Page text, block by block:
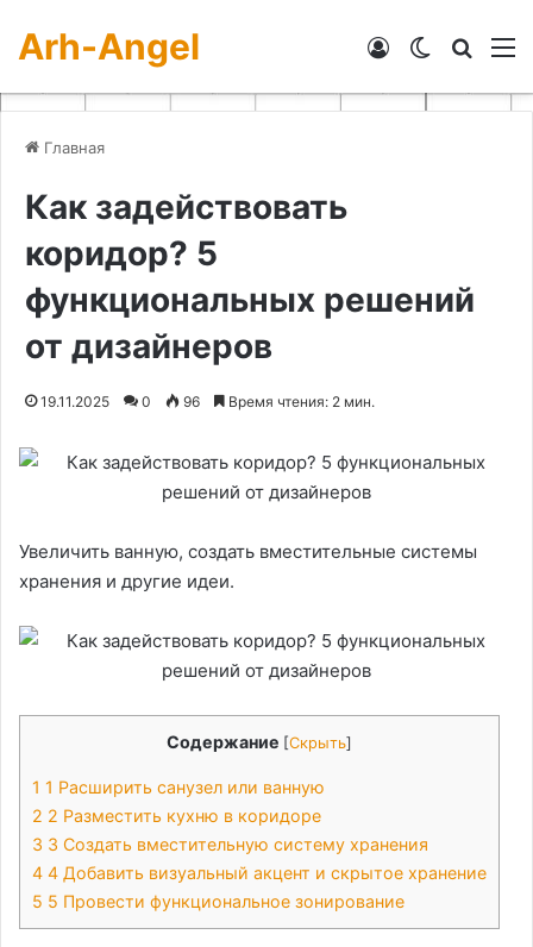
Arh-Angel Switch skin
Войти
Главная
Как задействовать
коридор? 5
функциональных решений
от дизайнеров
19.11.2025 0 96 Время чтения: 2 мин.
Увеличить ванную, создать вместительные системы
хранения и другие идеи.
Содержание [Скрыть]
1 1 Расширить санузел или ванную
2 2 Разместить кухню в коридоре
3 3 Создать вместительную систему хранения
4 4 Добавить визуальный акцент и скрытое хранение
5 5 Провести функциональное зонирование